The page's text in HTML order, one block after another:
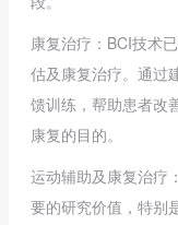
康复治疗：BCI技术
估及康复治疗。通过
馈训练，帮助患者改
康复的目的。
运动辅助及康复治疗
要的研究价值，特别